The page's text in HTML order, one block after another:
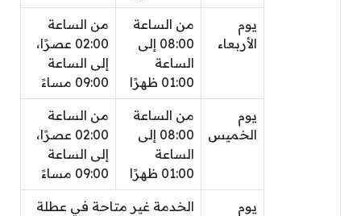
يوم
الأربعاء
من الساعة
08:00 إلى
الساعة
01:00 ظهرًا
من الساعة
02:00 عصرًا،
إلى الساعة
09:00 مساءً
يوم
الخميس
من الساعة
08:00 إلى
الساعة
01:00 ظهرًا
من الساعة
02:00 عصرًا،
إلى الساعة
09:00 مساءً
يوم
الخدمة غير متاحة في عطلة